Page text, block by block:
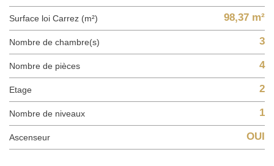
Surface loi Carrez (m²) 98,37 m²
Nombre de chambre(s) 3
Nombre de pièces 4
Etage 2
Nombre de niveaux 1
Ascenseur OUI